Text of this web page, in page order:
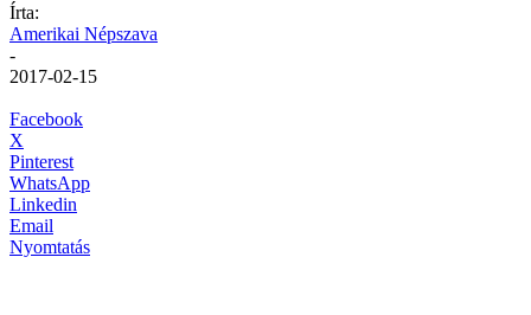
Írta:
Amerikai Népszava
-
2017-02-15
Facebook
X
Pinterest
WhatsApp
Linkedin
Email
Nyomtatás